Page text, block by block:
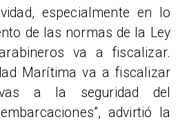
especialmente en lo
de las normas de la Ley
va a fiscalizar.
Marítima va a fiscalizar
a la seguridad del
advirtió la